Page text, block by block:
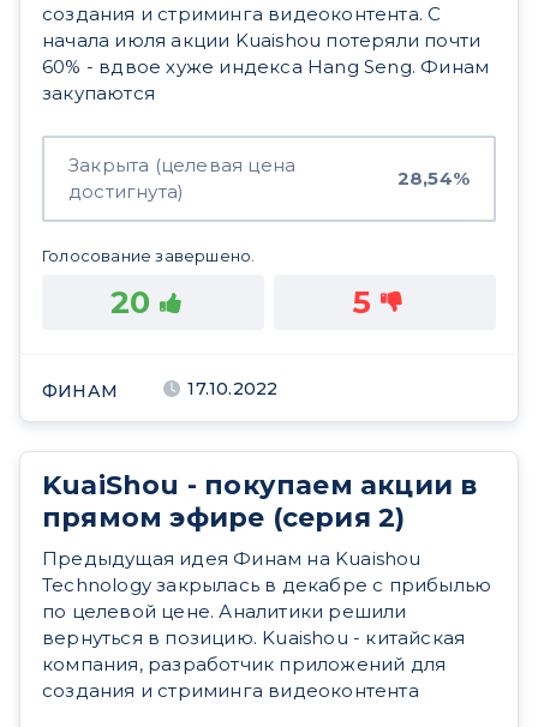
создания и стриминга видеоконтента. С
начала июля акции Kuaishou потеряли почти
60% - вдвое хуже индекса Hang Seng. Финам
закупаются
Закрыта (целевая цена
достигнута)
28,54%
Голосование завершено.
20 5
ФИНАМ 17.10.2022
KuaiShou - покупаем акции в
прямом эфире (серия 2)
Предыдущая идея Финам на Kuaishou
Technology закрылась в декабре с прибылью
по целевой цене. Аналитики решили
вернуться в позицию. Kuaishou - китайская
компания, разработчик приложений для
создания и стриминга видеоконтента